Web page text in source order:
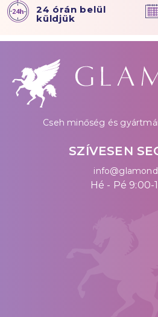
24 órán belül
küldjük
Cseh minőség és
SZÍVESEN
Hé - Pé 9:00-